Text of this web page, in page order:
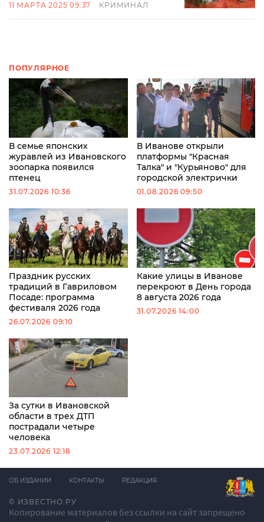
11 МАРТА 2025 09:37 КРИМИНАЛ
ПОПУЛЯРНОЕ
В семье японских
журавлей из Ивановского
зоопарка появился
птенец
31.07.2026 10:36
В Иванове открыли
платформы "Красная
Талка" и "Курьяново" для
городской электрички
01.08.2026 09:50
Праздник русских
традиций в Гавриловом
Посаде: программа
фестиваля 2026 года
26.07.2026 09:10
Какие улицы в Иванове
перекроют в День города
8 августа 2026 года
31.07.2026 14:00
За сутки в Ивановской
области в трех ДТП
пострадали четыре
человека
23.07.2026 12:18
© ИЗВЕСТНО.РУ
Копирование материалов без ссылки на сайт запрещено
ОБ ИЗДАНИИ КОНТАКТЫ РЕДАКЦИЯ